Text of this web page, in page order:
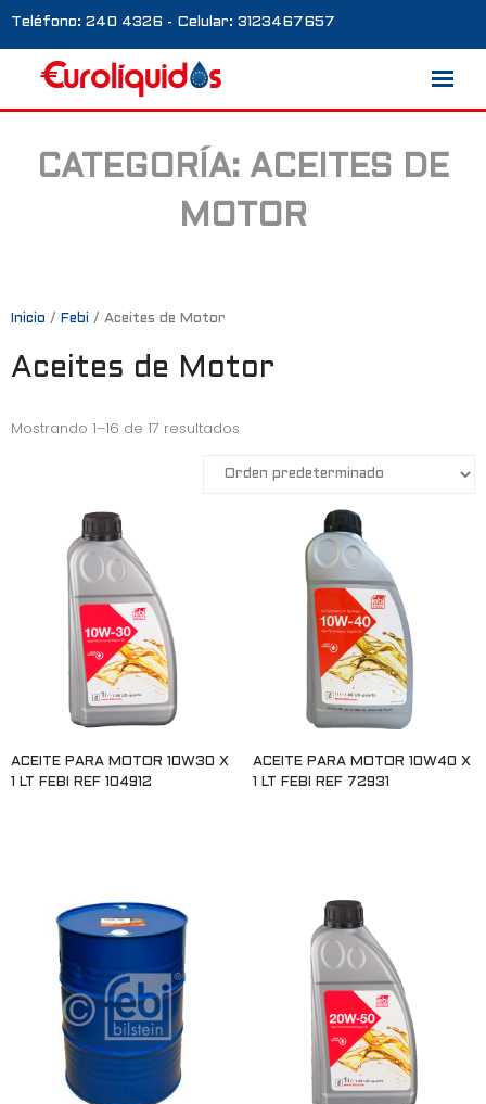
Teléfono: 240 4326 - Celular: 3123467657
Marcas
Galería
Contacto
CATEGORÍA: ACEITES DE
MOTOR
Inicio / Febi / Aceites de Motor
Aceites de Motor
Mostrando 1–16 de 17 resultados
ACEITE PARA MOTOR 10W30 X
1 LT FEBI REF 104912
ACEITE PARA MOTOR 10W40 X
1 LT FEBI REF 72931